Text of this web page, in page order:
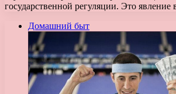
государственной регуляции. Это
Домашний быт